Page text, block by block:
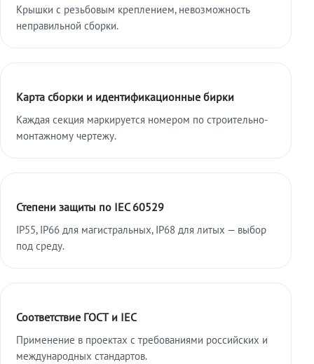
Крышки с резьбовым креплением, невозможность
неправильной сборки.
Карта сборки и идентификационные бирки
Каждая секция маркируется номером по строительно-
монтажному чертежу.
Степени защиты по IEC 60529
IP55, IP66 для магистральных, IP68 для литых — выбор
под среду.
Соответствие ГОСТ и IEC
Применение в проектах с требованиями российских и
международных стандартов.